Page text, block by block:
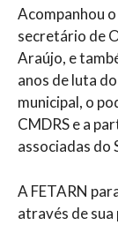
Acompanhou
secretário de
Araújo, e
anos de luta
municipal, o
CMDRS e a
associadas do
A FETARN
através de sua